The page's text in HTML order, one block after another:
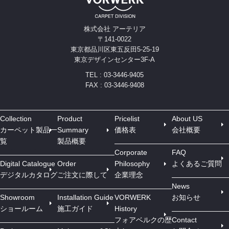
株式会社 アーテリア
〒141-0022
東京都品川区東五反田5-25-19
東京デザインセンター3F-A
TEL : 03-3446-9405
FAX : 03-3446-9408
Collection
カーペット製品一
覧
Digital Catalogue
デジタルカタログ
Showroom
ショールーム
Product
Summary
製品概要
Order
ご注文に際して
Installation Guide
施工ガイド
Pricelist
価格表
Corporate
Philosophy
企業理念
VORWERK
History
フォアベルクの歴
About US
会社概要
FAQ
よくあるご質問
News
お知らせ
Contact